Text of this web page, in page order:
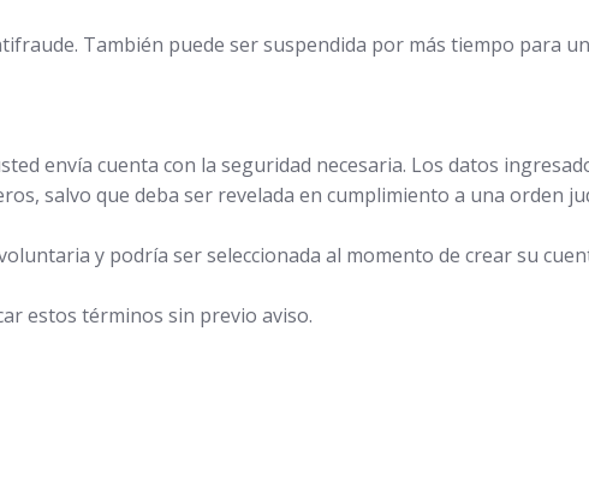
También puede ser suspendida por más tiempo para
envía cuenta con la seguridad necesaria. Los datos
salvo que deba ser revelada en cumplimiento a una orden
y podría ser seleccionada al momento de crear su
estos términos sin previo aviso.